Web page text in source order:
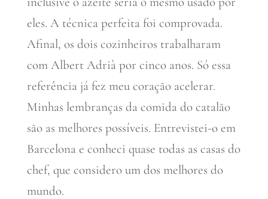
eles. A técnica perfeita foi comprovada.
Afinal, os dois cozinheiros trabalharam
com Albert Adrià por cinco anos. Só essa
referência já fez meu coração acelerar.
Minhas lembranças da comida do catalão
são as melhores possíveis. Entrevistei-o em
Barcelona e conheci quase todas as casas do
chef, que considero um dos melhores do
mundo.